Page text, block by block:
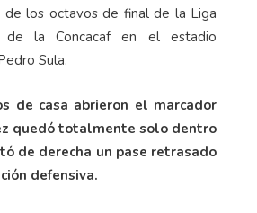
de los octavos de final de la Liga
de la Concacaf en el estadio
Sula.
de casa abrieron el marcador
quedó totalmente solo dentro
de derecha un pase retrasado
defensiva.